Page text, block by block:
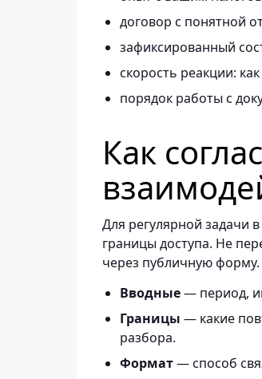
договор с понятной
зафиксированный
скорость реакции:
порядок работы с
Как
Для регулярной задачи
границы доступа. Не
через публичную форму.
Вводные— период,
Границы — какие
разбора.
Формат— способ